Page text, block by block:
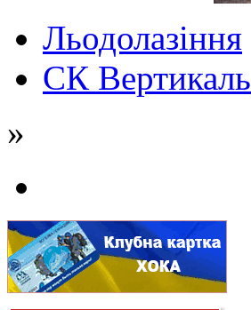
Льодолазіння
СК Вертикаль
»